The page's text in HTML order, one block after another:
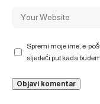
Spremi moje ime, e-
sljedeći put kada